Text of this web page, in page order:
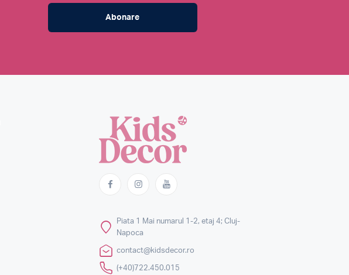
Abonare
Piata 1 Mai numarul 1-2, etaj 4; Cluj-
Napoca
contact@kidsdecor.ro
(+40)722.450.015